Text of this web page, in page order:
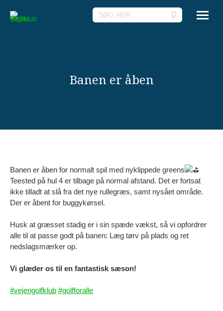
Search:
Banen er åben
Banen er åben for normalt spil med nyklippede greens
Teested på hul 4 er tilbage på normal afstand. Det er fortsat
ikke tilladt at slå fra det nye rullegræs, samt nysået område.
Der er åbent for buggykørsel.
Husk at græsset stadig er i sin spæde vækst, så vi opfordrer
alle til at passe godt på banen: Læg tørv på plads og ret
nedslagsmærker op.
Vi glæder os til en fantastisk sæson!
#vejengolfklub #golfforalle